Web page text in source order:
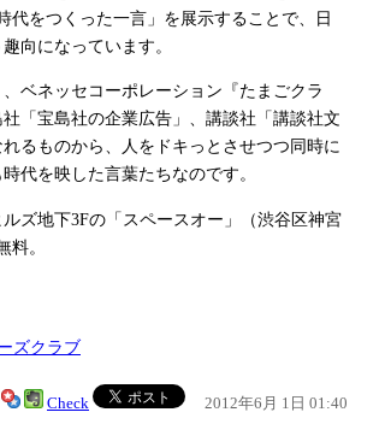
代をつくった一言」を展示することで、日
向になっています。
ベネッセコーポレーション『たまごクラ
「宝島社の企業広告」、講談社「講談社文
るものから、人をドキっとさせつつ同時に
代を映した言葉たちなのです。
ズ地下3Fの「スペースオー」（渋谷区神宮
料。
ズクラブ
Check 2012年6月 1日 01:40